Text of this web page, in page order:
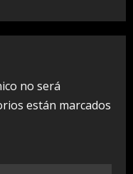
no será
están marcados